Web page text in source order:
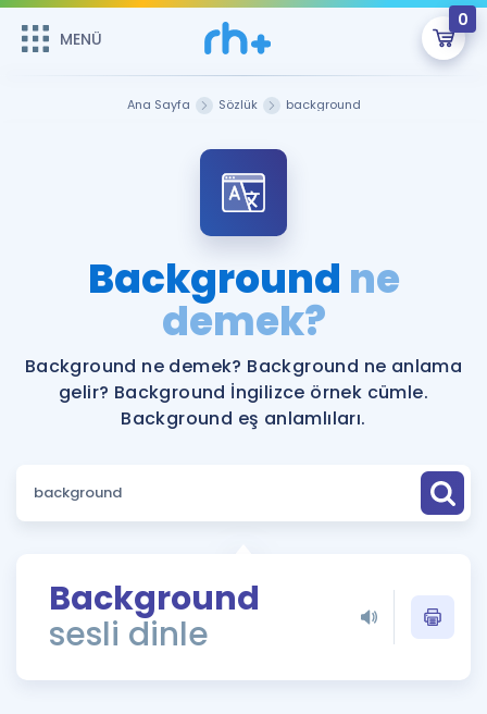
MENÜ
0
Şifremi Hatırlamıyorum
Sepetin Şu An Boş.
Remzi Hoca ile seni sınava hazırlayacak onlarca eğitim seni
bekliyor!
MENÜ
Katılımcı Görüşleri
Faydalı Araçlar
Ücretsiz Kaynaklar
Puan Hesaplama
ÖSYM Sınav Takvimi
Kampanyalar
İngilizce Gramer
Ana Sayfa Sözlük background
Background ne
demek?
Background ne demek? Background ne anlama
gelir? Background İngilizce örnek cümle.
Background eş anlamlıları.
Background
sesli dinle